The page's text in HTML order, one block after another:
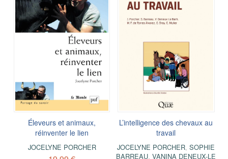
Éleveurs et animaux,
réinventer le lien
JOCELYNE PORCHER
L’intelligence des chevaux au
travail
JOCELYNE PORCHER,SOPHIE
BARREAU,VANINA DENEUX-LE